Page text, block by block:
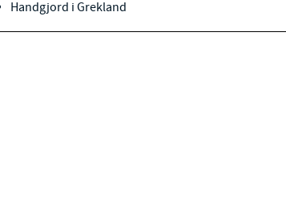
Handgjord i Grekland